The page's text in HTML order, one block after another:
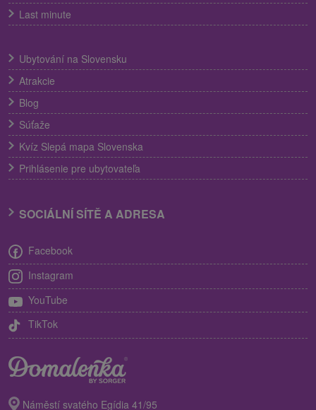
Last minute
Ubytování na Slovensku
Atrakcie
Blog
Súťaže
Kvíz Slepá mapa Slovenska
Prihlásenie pre ubytovateľa
SOCIÁLNÍ SÍTĚ A ADRESA
Facebook
Instagram
YouTube
TikTok
Náměstí svatého Egídia 41/95